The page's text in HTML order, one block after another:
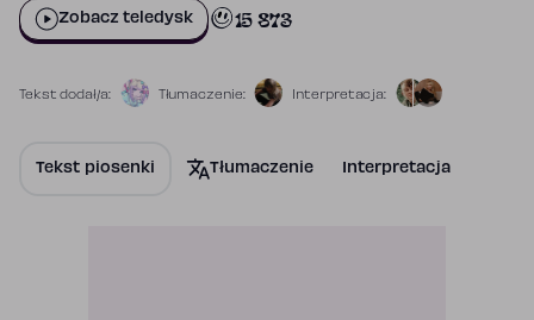
Zobacz teledysk 15 873
Tekst dodał/a: Tłumaczenie: Interpretacja:
Tekst piosenki Tłumaczenie Interpretacja